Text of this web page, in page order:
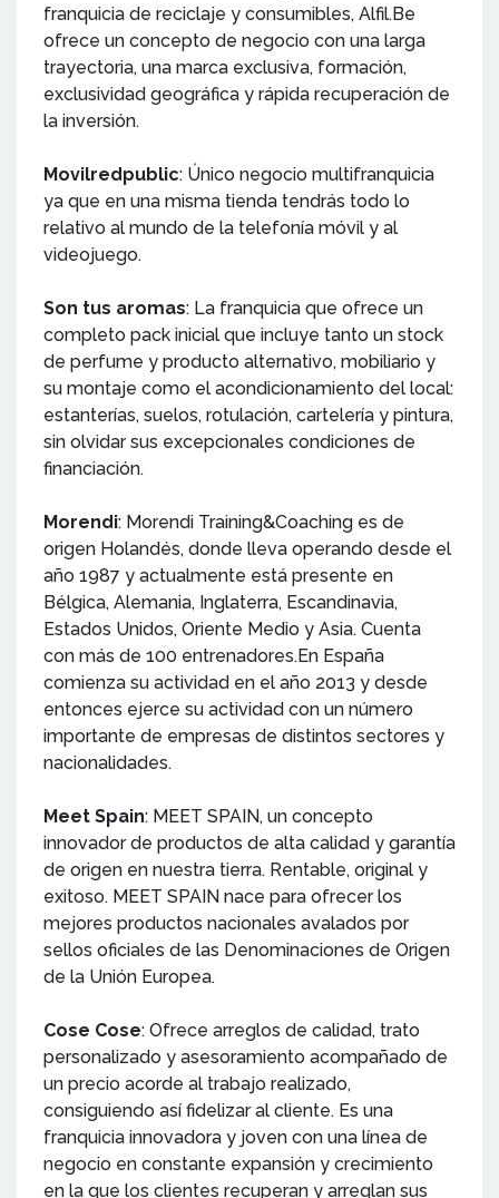
franquicia de reciclaje y consumibles, Alfil.Be
ofrece un concepto de negocio con una larga
trayectoria, una marca exclusiva, formación,
exclusividad geográfica y rápida recuperación de
la inversión.
Movilredpublic: Único negocio multifranquicia
ya que en una misma tienda tendrás todo lo
relativo al mundo de la telefonía móvil y al
videojuego.
Son tus aromas: La franquicia que ofrece un
completo pack inicial que incluye tanto un stock
de perfume y producto alternativo, mobiliario y
su montaje como el acondicionamiento del local:
estanterías, suelos, rotulación, cartelería y pintura,
sin olvidar sus excepcionales condiciones de
financiación.
Morendi: Morendi Training&Coaching es de
origen Holandés, donde lleva operando desde el
año 1987 y actualmente está presente en
Bélgica, Alemania, Inglaterra, Escandinavia,
Estados Unidos, Oriente Medio y Asia. Cuenta
con más de 100 entrenadores.En España
comienza su actividad en el año 2013 y desde
entonces ejerce su actividad con un número
importante de empresas de distintos sectores y
nacionalidades.
Meet Spain: MEET SPAIN, un concepto
innovador de productos de alta calidad y garantía
de origen en nuestra tierra. Rentable, original y
exitoso. MEET SPAIN nace para ofrecer los
mejores productos nacionales avalados por
sellos oficiales de las Denominaciones de Origen
de la Unión Europea.
Cose Cose: Ofrece arreglos de calidad, trato
personalizado y asesoramiento acompañado de
un precio acorde al trabajo realizado,
consiguiendo así fidelizar al cliente. Es una
franquicia innovadora y joven con una línea de
negocio en constante expansión y crecimiento
en la que los clientes recuperan y arreglan sus